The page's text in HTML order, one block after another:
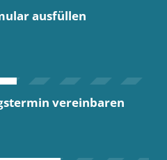
ausfüllen
vereinbaren